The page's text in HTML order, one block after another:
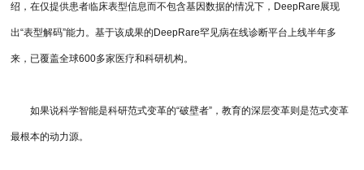
绍，在仅提供患者临床表型信息而不包含基因数据的情况下，DeepRare展现
出“表型解码”能力。基于该成果的DeepRare罕见病在线诊断平台上线半年多
来，已覆盖全球600多家医疗和科研机构。
如果说科学智能是科研范式变革的“破壁者”，教育的深层变革则是范式变革
最根本的动力源。